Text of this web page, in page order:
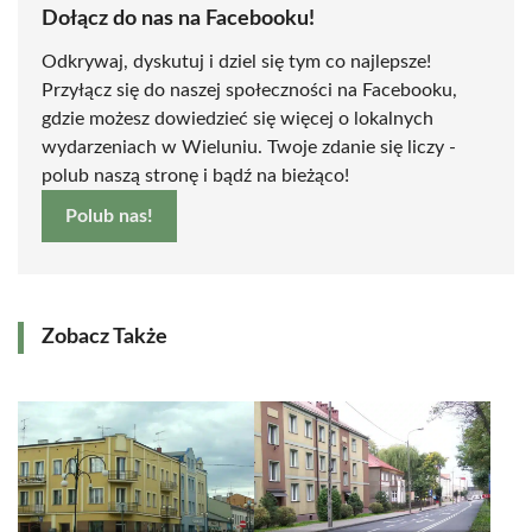
Dołącz do nas na Facebooku!
Odkrywaj, dyskutuj i dziel się tym co najlepsze!
Przyłącz się do naszej społeczności na Facebooku,
gdzie możesz dowiedzieć się więcej o lokalnych
wydarzeniach w Wieluniu. Twoje zdanie się liczy -
polub naszą stronę i bądź na bieżąco!
Polub nas!
Zobacz Także